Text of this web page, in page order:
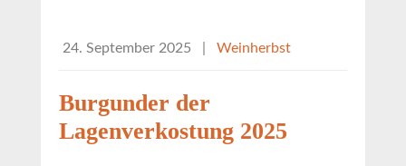
24. September 2025 Weinherbst
Burgunder der
Lagenverkostung 2025